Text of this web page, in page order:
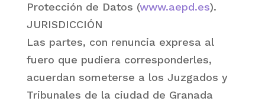
Protección de Datos (www.aepd.es).
JURISDICCIÓN
Las partes, con renuncia expresa al
fuero que pudiera corresponderles,
acuerdan someterse a los Juzgados y
Tribunales de la ciudad de Granada